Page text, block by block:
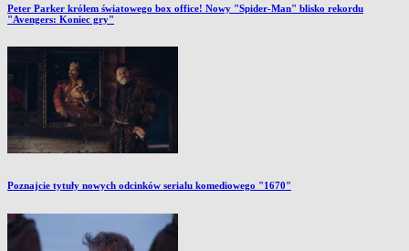
Peter Parker królem światowego box office! Nowy "Spider-Man" blisko rekordu
"Avengers: Koniec gry"
Poznajcie tytuły nowych odcinków serialu komediowego "1670"